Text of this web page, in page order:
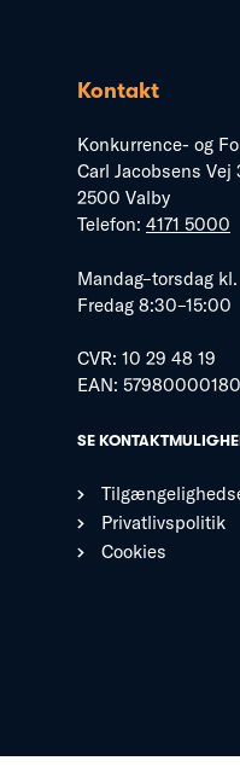
Kontakt
Konkurrence- og
Carl Jacobsens Vej
2500 Valby
Telefon: 4171 5000
Mandag–torsdag
Fredag 8:30–15:00
CVR: 10 29 48 19
EAN:
SE
Privatlivspolitik
Cookies